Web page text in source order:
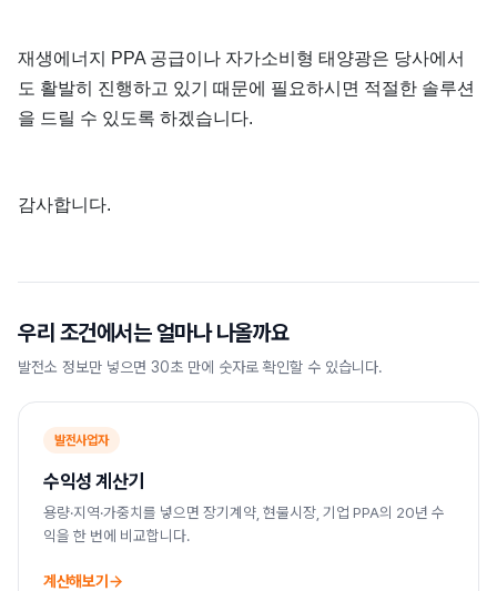
재생에너지 PPA 공급이나 자가소비형 태양광은 당사에서
도 활발히 진행하고 있기 때문에 필요하시면 적절한 솔루션
을 드릴 수 있도록 하겠습니다.
감사합니다.
우리 조건에서는 얼마나 나올까요
발전소 정보만 넣으면 30초 만에 숫자로 확인할 수 있습니다.
발전사업자
수익성 계산기
용량·지역·가중치를 넣으면 장기계약, 현물시장, 기업 PPA의 20년 수
익을 한 번에 비교합니다.
계산해보기